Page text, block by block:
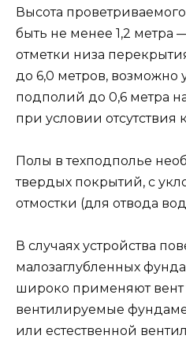
Высота
быть не менее 1,2 метра
отметки низа
до 6,0 метров,
подполий до 0,6 метра
при условии
Полы в техподполье
твердых покрытий, с
отмостки (для отвода
В случаях устройства
малозаглубленных
широко применяют вент
вентилируемые
или естественной